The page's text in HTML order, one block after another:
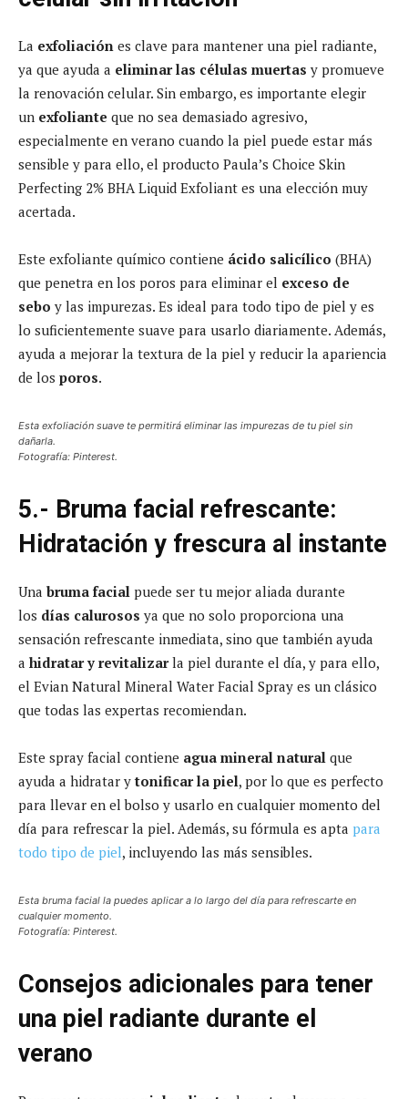
La exfoliación es clave para mantener una piel radiante,
ya que ayuda a eliminar las células muertas y promueve
la renovación celular. Sin embargo, es importante elegir
un exfoliante que no sea demasiado agresivo,
especialmente en verano cuando la piel puede estar más
sensible y para ello, el producto Paula’s Choice Skin
Perfecting 2% BHA Liquid Exfoliant es una elección muy
acertada.
Este exfoliante químico contiene ácido salicílico (BHA)
que penetra en los poros para eliminar el exceso de
sebo y las impurezas. Es ideal para todo tipo de piel y es
lo suficientemente suave para usarlo diariamente. Además,
ayuda a mejorar la textura de la piel y reducir la apariencia
de los poros.
Esta exfoliación suave te permitirá eliminar las impurezas de tu piel sin
dañarla.
Fotografía: Pinterest.
5.- Bruma facial refrescante:
Hidratación y frescura al instante
Una bruma facial puede ser tu mejor aliada durante
los días calurosos ya que no solo proporciona una
sensación refrescante inmediata, sino que también ayuda
a hidratar y revitalizarla piel durante el día, y para ello,
el Evian Natural Mineral Water Facial Spray es un clásico
que todas las expertas recomiendan.
Este spray facial contiene agua mineral natural que
ayuda a hidratar ytonificar la piel, por lo que es perfecto
para llevar en el bolso y usarlo en cualquier momento del
día para refrescar la piel. Además, su fórmula es apta para
todo tipo de piel, incluyendo las más sensibles.
Esta bruma facial la puedes aplicar a lo largo del día para refrescarte en
cualquier momento.
Fotografía: Pinterest.
Consejos adicionales para tener
una piel radiante durante el
verano